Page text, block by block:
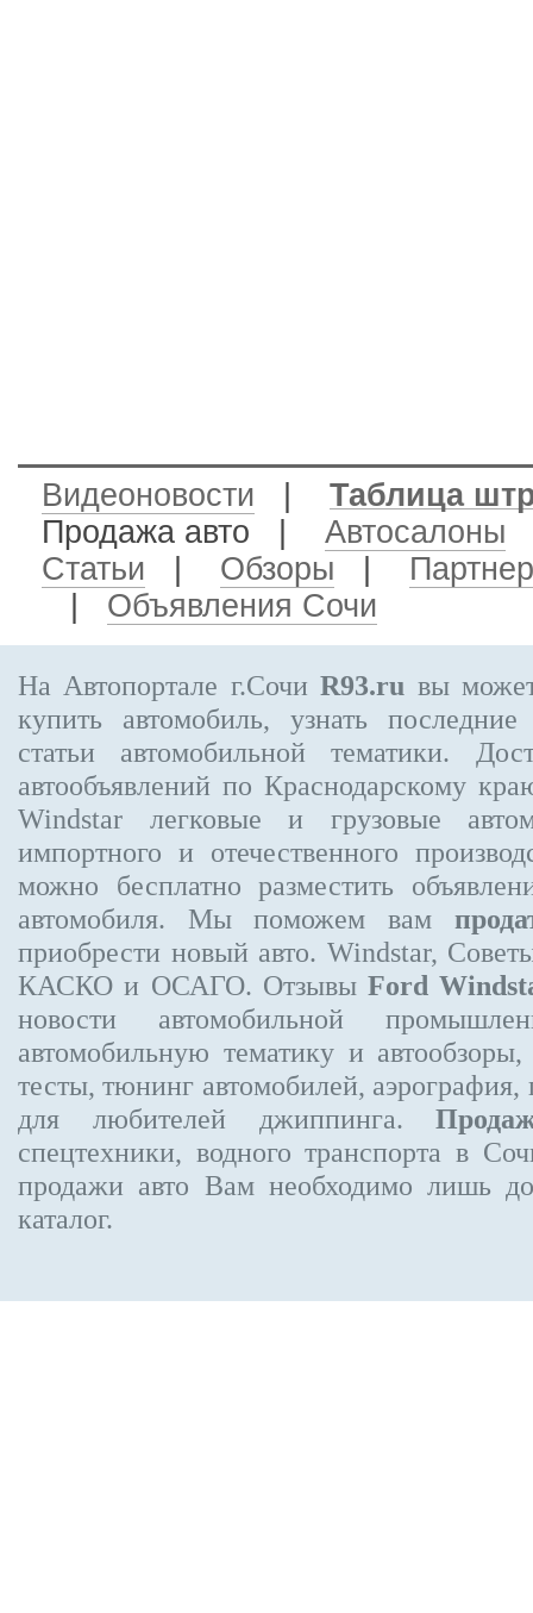
Видеоновости
Таблица
Продажа авто
Автосалоны
Статьи
Обзоры
Объявления Сочи
На Автопортале г.СочиR93.ru вы
купить автомобиль, узнать
статьи автомобильной тематики.
автообъявлений по Краснодарскому
Windstar легковые и грузовые
импортного и отечественного
можно бесплатно разместить
автомобиля. Мы поможем вам
приобрести новый авто. Windstar,
КАСКО и ОСАГО. ОтзывыFord
новости автомобильной
автомобильную тематику и
тесты, тюнинг автомобилей,
для любителей джиппинга.
спецтехники, водного транспорта в
продажи авто Вам необходимо лишь
каталог.